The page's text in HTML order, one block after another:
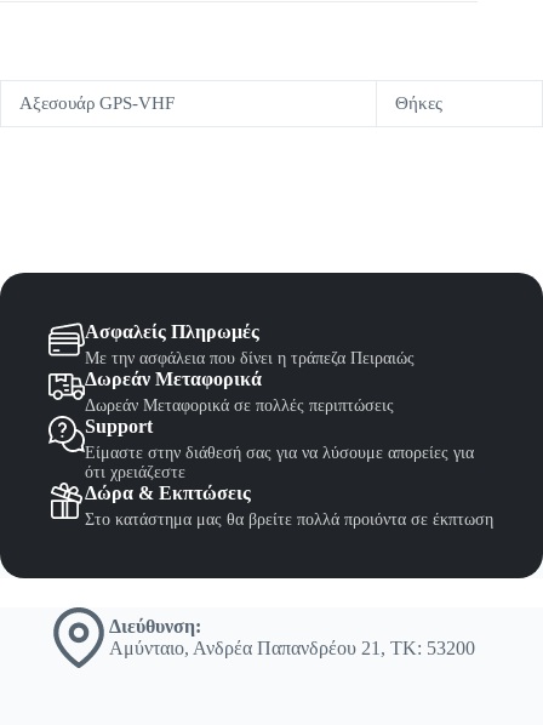
Αξεσουάρ GPS-VHF Θήκες
Ασφαλείς Πληρωμές
Με την ασφάλεια που δίνει η τράπεζα Πειραιώς
Δωρεάν Μεταφορικά
Δωρεάν Μεταφορικά σε πολλές περιπτώσεις
Support
Είμαστε στην διάθεσή σας για να λύσουμε απορείες για
ότι χρειάζεστε
Δώρα & Εκπτώσεις
Στο κατάστημα μας θα βρείτε πολλά προιόντα σε έκπτωση
Διεύθυνση:
Αμύνταιο, Ανδρέα Παπανδρέου 21, ΤΚ: 53200